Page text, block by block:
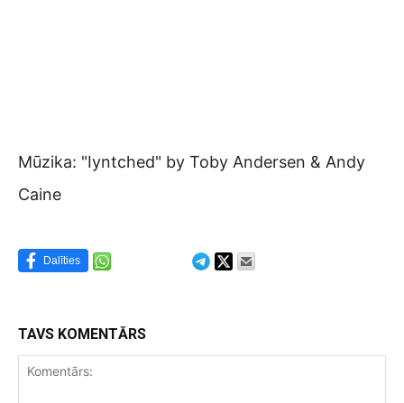
Mūzika: "Iyntched" by Toby Andersen & Andy
Caine
Dalīties
TAVS KOMENTĀRS